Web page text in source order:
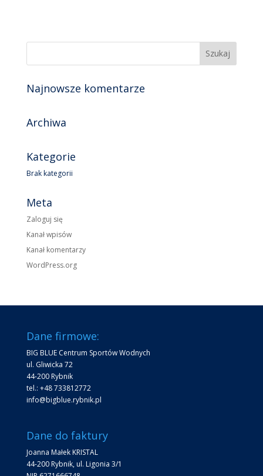
Najnowsze komentarze
Archiwa
Kategorie
Brak kategorii
Meta
Zaloguj się
Kanał wpisów
Kanał komentarzy
WordPress.org
Dane firmowe:
BIG BLUE Centrum Sportów Wodnych
ul. Gliwicka 72
44-200 Rybnik
tel.: +48 733812772
info@bigblue.rybnik.pl
Dane do faktury
Joanna Małek KRISTAL
44-200 Rybnik, ul. Ligonia 3/1